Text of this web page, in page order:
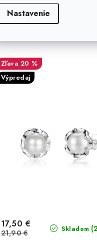
Nastavenie
20 %
Výpredaj
Skladom
17,50 €
21,90 €